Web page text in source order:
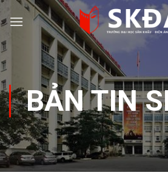
Skip
to
content
BẢN TIN